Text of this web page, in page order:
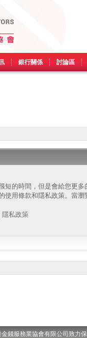
銀行關係 討論區
短的時間，但是會給您更多
使用條款和隱私政策。當瀏
隱私政策
金錢服務業協會有限公司致力